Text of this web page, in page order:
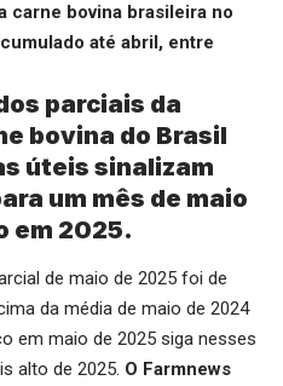
carne bovina brasileira no
até abril, entre
parciais da
bovina do Brasil
úteis sinalizam
um mês de maio
em 2025.
de maio de 2025 foi de
da média de maio de 2024
em maio de 2025 siga nesses
alto de 2025. O Farmnews